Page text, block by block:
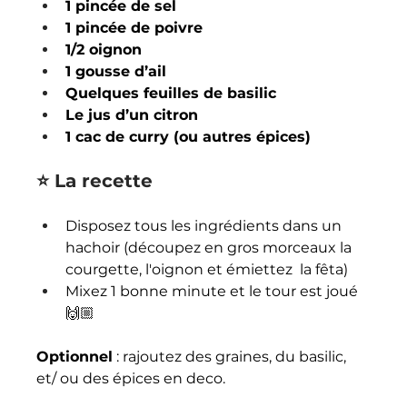
1 pincée de sel
1 pincée de poivre
1/2 oignon
1 gousse d’ail
Quelques feuilles de basilic
Le jus d’un citron
1 cac de curry (ou autres épices)
⭐️ La recette
Disposez tous les ingrédients dans un
hachoir (découpez en gros morceaux la
courgette, l'oignon et émiettez  la fêta)
Mixez 1 bonne minute et le tour est joué
🙌🏼
Optionnel : rajoutez des graines, du basilic,
et/ ou des épices en deco.